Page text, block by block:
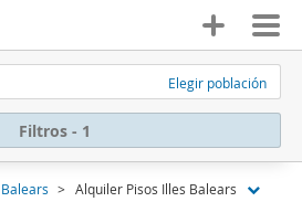
Elegir población
Filtros - 1
Alquiler Pisos Illes Balears